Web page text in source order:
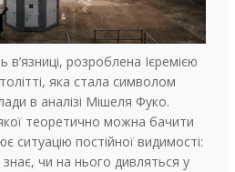
розроблена Ієремією
яка стала символом
в аналізі Мішеля Фуко.
теоретично можна бачити
ситуацію постійної видимості:
знає, чи на нього дивляться у